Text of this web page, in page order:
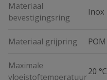
Materiaal
bevestigingsring
Inox
Materiaal grijpring POM
Maximale
vloeistoftemperatuur
20 °C